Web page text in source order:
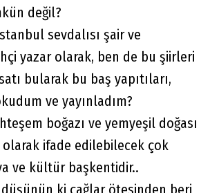
değil?
sevdalısı şair ve
yazar olarak, ben de bu şiirleri
bularak bu baş yapıtıları,
ve yayınladım?
boğazı ve yemyeşil doğası
ifade edilebilecek çok
ve kültür başkentidir..
ki çağlar ötesinden beri